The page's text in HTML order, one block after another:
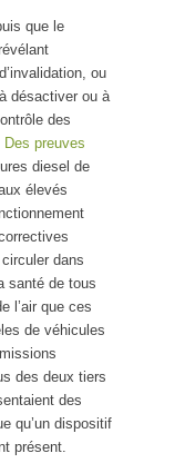
que le
révélant
ou
désactiver ou à
des
Des preuves
diesel de
élevés
dans
santé de tous
l’air que ces
de véhicules
des deux tiers
des
qu’un dispositif
présent.